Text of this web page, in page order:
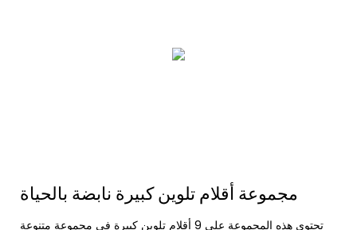
تحتوي هذه المجموعة على 9 أقلام تلوين كبيرة في مجموعة متنوعة